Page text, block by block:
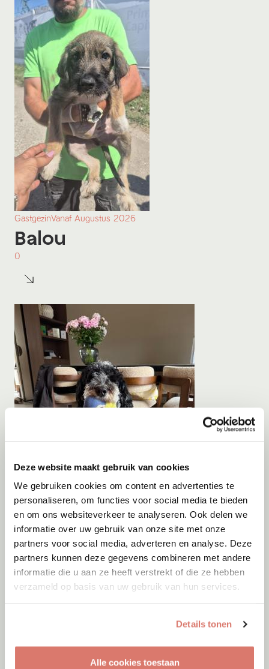
Deze website maakt gebruik van cookies
We gebruiken cookies om content en advertenties te
personaliseren, om functies voor social media te bieden
en om ons websiteverkeer te analyseren. Ook delen we
informatie over uw gebruik van onze site met onze
partners voor social media, adverteren en analyse. Deze
partners kunnen deze gegevens combineren met andere
informatie die u aan ze heeft verstrekt of die ze hebben
verzameld op basis van uw gebruik van hun services.
Details tonen
Alle cookies toestaan
GastgezinVanaf Augustus 2026
Balou
0
Gastgezin
Bodhi
Baarn